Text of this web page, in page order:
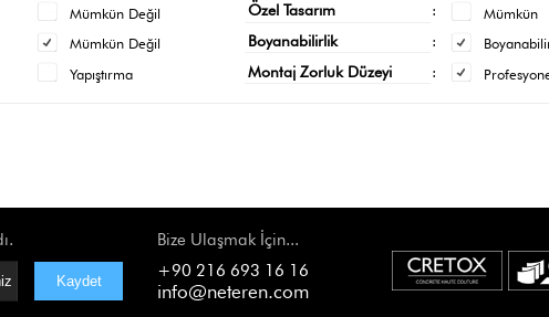
Mümkün Değil Özel Tasarım : Mümkün
Mümkün Değil Boyanabilirlik :
Yapıştırma Montaj Zorluk Düzeyi :
Bize Ulaşmak İçin...
+90 216 693 16 16
info@neteren.com